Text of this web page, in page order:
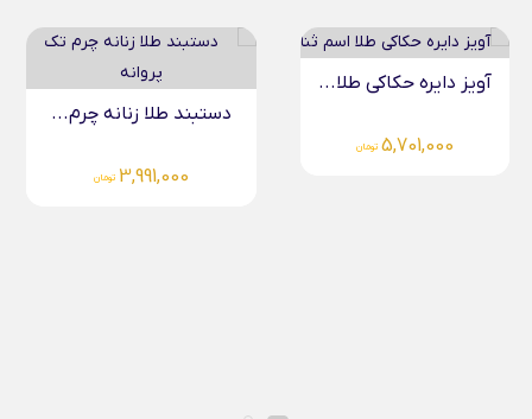
آویز دایره حکاکی طلا...
5,701,000 تومان
دستبند طلا زنانه چرم...
3,991,000 تومان